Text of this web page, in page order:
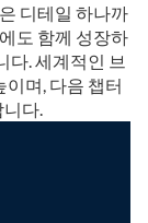
디테일 하나까
도 함께 성장하
다. 세계적인 브
이며, 다음 챕터
다.